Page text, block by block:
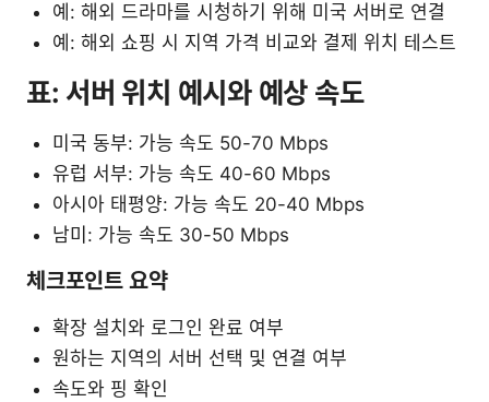
예: 해외 드라마를 시청하기 위해 미국 서버로 연결
예: 해외 쇼핑 시 지역 가격 비교와 결제 위치 테스트
표: 서버 위치 예시와 예상 속도
미국 동부: 가능 속도 50-70 Mbps
유럽 서부: 가능 속도 40-60 Mbps
아시아 태평양: 가능 속도 20-40 Mbps
남미: 가능 속도 30-50 Mbps
체크포인트 요약
확장 설치와 로그인 완료 여부
원하는 지역의 서버 선택 및 연결 여부
속도와 핑 확인